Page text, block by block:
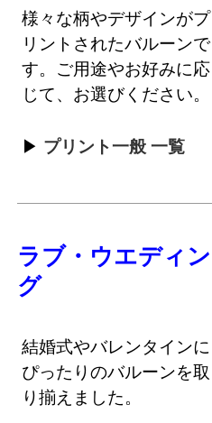
様々な柄やデザインがプ
リントされたバルーンで
す。ご用途やお好みに応
じて、お選びください。
プリント一般 一覧
ラブ・ウエディン
グ
結婚式やバレンタインに
ぴったりのバルーンを取
り揃えました。